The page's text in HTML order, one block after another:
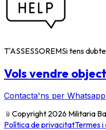
T'ASSESSOREMSi tens
Vols vendre
Contacta'ns per
﹫ Copyright 2026 Militaria
Política de privacitatTermes i